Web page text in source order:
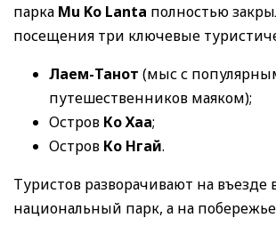
парка Mu Ko Lanta полностью
посещения три ключевые
Лаем-Танот (мыс с
путешественников маяком);
Остров Ко Хаа;
Остров Ко Нгай.
Туристов разворачивают на въезде
национальный парк, а на